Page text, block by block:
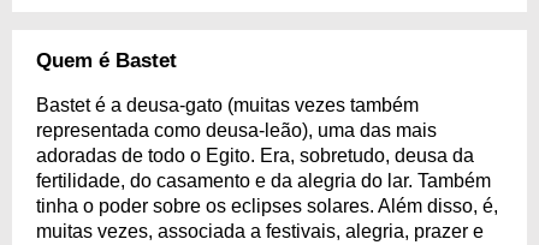
Quem é Bastet
Bastet é a deusa-gato (muitas vezes também
representada como deusa-leão), uma das mais
adoradas de todo o Egito. Era, sobretudo, deusa da
fertilidade, do casamento e da alegria do lar. Também
tinha o poder sobre os eclipses solares. Além disso, é,
muitas vezes, associada a festivais, alegria, prazer e